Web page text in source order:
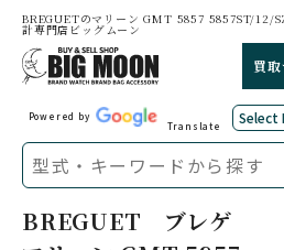
BREGUETのマリーン GMT 5857 5857ST/12/
計専門店ビッグムーン
買
Powered by
Translate
BREGUET ブレゲ